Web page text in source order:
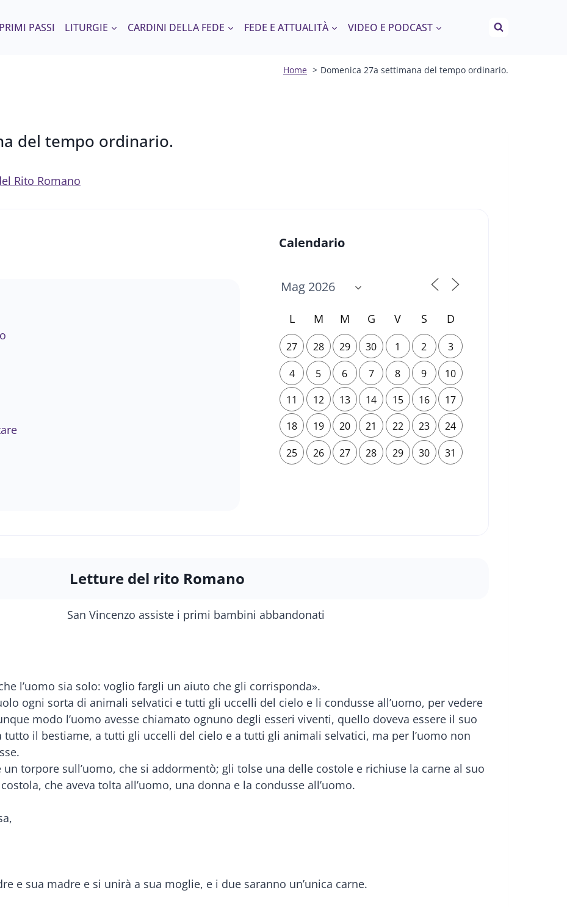
PRIMI PASSI LITURGIE CARDINI DELLA FEDE FEDE E ATTUALITÀ VIDEO E PODCAST
Home Domenica 27a settimana del tempo ordinario.
del tempo ordinario.
Rito Romano
Calendario
L M M G V S D
27 28 29 30 1 2
3
4
5 6 7 8 9
10
11
12 13 14 15 16
17
18
19 20 21 22 23
24
25
26 27 28 29 30 31
Letture del rito Romano
l’uomo sia solo: voglio fargli un aiuto che gli corrisponda».
ogni sorta di animali selvatici e tutti gli uccelli del cielo e li condusse all’uomo, per vedere
modo l’uomo avesse chiamato ognuno de­gli esseri viventi, quello doveva essere il suo
tutto il bestiame, a tutti gli uccelli del cielo e a tutti gli animali selvatici, ma per l’uomo non
torpore sull’uomo, che si addormentò; gli tolse una delle costole e richiuse la carne al suo
che aveva tolta all’uomo, una donna e la condusse all’uomo.
e sua madre e si unirà a sua moglie, e i due saranno un’unica carne.